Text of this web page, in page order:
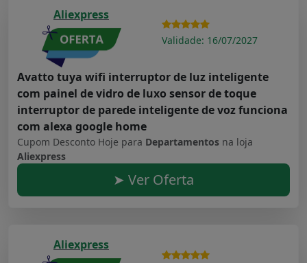
Aliexpress
Validade: 16/07/2027
Avatto tuya wifi interruptor de luz inteligente
com painel de vidro de luxo sensor de toque
interruptor de parede inteligente de voz funciona
com alexa google home
Cupom Desconto Hoje para Departamentos na loja
Aliexpress
➤ Ver Oferta
Aliexpress